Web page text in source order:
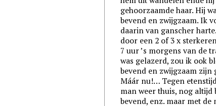
gehoorzaamde haar. Hij
bevend en zwijgzaam. Ik
daarin van ganscher
door een 2 of 3 x
7 uur ’s morgens van de
was gelazerd, zou ik ook
bevend en zwijgzaam zijn
Máár nu!… Tegen
man weer thuis, nog altijd
bevend, enz. maar met de